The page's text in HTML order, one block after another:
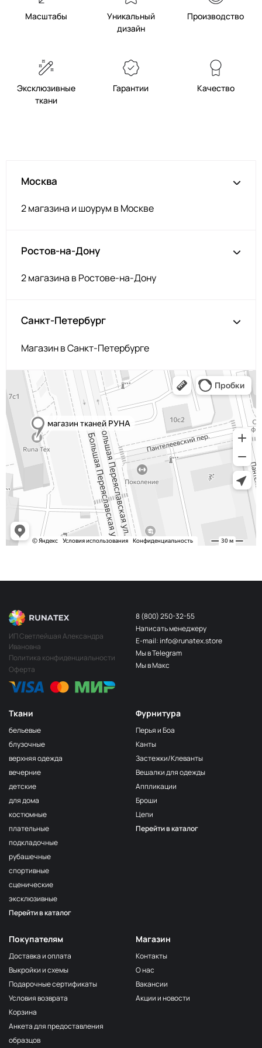
Светло серый
ЯЯ121/1
ЯЯ123/1
Кэмел
ЯЯ137
Олива
Масштабы
Уникальный
дизайн
Производство
Эксклюзивные
ткани
Гарантии Качество
Москва
2 магазина и шоурум в Москве
Ростов-на-Дону
2 магазина в Ростове-на-Дону
Санкт-Петербург
Магазин в Санкт-Петербурге
Ткани
бельевые
блузочные
верхняя одежда
вечерние
детские
для дома
костюмные
плательные
подкладочные
рубашечные
спортивные
сценические
эксклюзивные
Перейти в каталог
Фурнитура
Перья и Боа
Канты
Застежки/Клеванты
Вешалки для одежды
Аппликации
Броши
Цепи
Перейти в каталог
Покупателям
Доставка и оплата
Выкройки и схемы
Подарочные сертификаты
Условия возврата
Корзина
Анкета для предоставления
образцов
Магазин
Контакты
О нас
Вакансии
Акции и новости
ИП Светлейшая Александра
Ивановна
Политика конфиденциальности
Оферта
8 (800) 250-32-55
Написать менеджеру
E-mail: info@runatex.store
Мы в Telegram
Мы в Макс